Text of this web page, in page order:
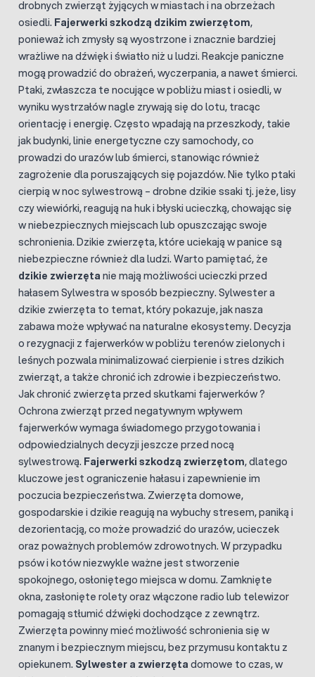
drobnych zwierząt żyjących w miastach i na obrzeżach
osiedli. Fajerwerki szkodzą dzikim zwierzętom,
ponieważ ich zmysły są wyostrzone i znacznie bardziej
wrażliwe na dźwięk i światło niż u ludzi. Reakcje paniczne
mogą prowadzić do obrażeń, wyczerpania, a nawet śmierci.
Ptaki, zwłaszcza te nocujące w pobliżu miast i osiedli, w
wyniku wystrzałów nagle zrywają się do lotu, tracąc
orientację i energię. Często wpadają na przeszkody, takie
jak budynki, linie energetyczne czy samochody, co
prowadzi do urazów lub śmierci, stanowiąc również
zagrożenie dla poruszających się pojazdów. Nie tylko ptaki
cierpią w noc sylwestrową – drobne dzikie ssaki tj. jeże, lisy
czy wiewiórki, reagują na huk i błyski ucieczką, chowając się
w niebezpiecznych miejscach lub opuszczając swoje
schronienia. Dzikie zwierzęta, które uciekają w panice są
niebezpieczne również dla ludzi. Warto pamiętać, że
dzikie zwierzęta nie mają możliwości ucieczki przed
hałasem Sylwestra w sposób bezpieczny. Sylwester a
dzikie zwierzęta to temat, który pokazuje, jak nasza
zabawa może wpływać na naturalne ekosystemy. Decyzja
o rezygnacji z fajerwerków w pobliżu terenów zielonych i
leśnych pozwala minimalizować cierpienie i stres dzikich
zwierząt, a także chronić ich zdrowie i bezpieczeństwo.
Jak chronić zwierzęta przed skutkami fajerwerków ?
Ochrona zwierząt przed negatywnym wpływem
fajerwerków wymaga świadomego przygotowania i
odpowiedzialnych decyzji jeszcze przed nocą
sylwestrową. Fajerwerki szkodzą zwierzętom, dlatego
kluczowe jest ograniczenie hałasu i zapewnienie im
poczucia bezpieczeństwa. Zwierzęta domowe,
gospodarskie i dzikie reagują na wybuchy stresem, paniką i
dezorientacją, co może prowadzić do urazów, ucieczek
oraz poważnych problemów zdrowotnych. W przypadku
psów i kotów niezwykle ważne jest stworzenie
spokojnego, osłoniętego miejsca w domu. Zamknięte
okna, zasłonięte rolety oraz włączone radio lub telewizor
pomagają stłumić dźwięki dochodzące z zewnątrz.
Zwierzęta powinny mieć możliwość schronienia się w
znanym i bezpiecznym miejscu, bez przymusu kontaktu z
opiekunem. Sylwester a zwierzęta domowe to czas, w